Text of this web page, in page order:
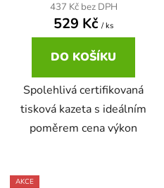
437 Kč bez DPH
529 Kč / ks
DO KOŠÍKU
Spolehlivá certifikovaná
tisková kazeta s ideálním
poměrem cena výkon
AKCE